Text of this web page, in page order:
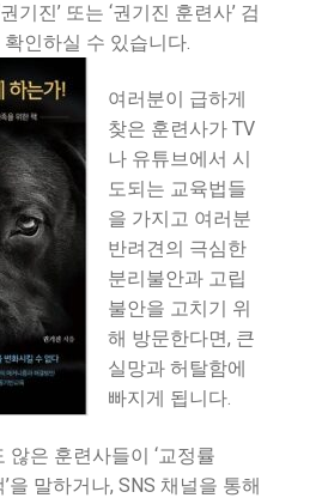
기진’ 또는 ‘권기진 훈련사’ 검
인하실 수 있습니다.
여러분이 급하게
찾은 훈련사가 TV
나 유튜브에서 시
도되는 교육법들
을 가지고 여러분
반려견의 극심한
분리불안과 고립
불안을 고치기 위
해 방문한다면, 큰
실망과 허탈함에
빠지게 됩니다.
않은 훈련사들이 ‘교정률
’을 말하거나, SNS 채널을 통해